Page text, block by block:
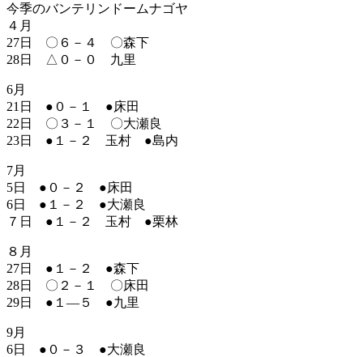
今季のバンテリンドームナゴヤ
４月
27日 〇６－４ 〇森下
28日 △０－０ 九里
6月
21日 ●０－１ ●床田
22日 〇３－１ 〇大瀬良
23日 ●１－２ 玉村 ●島内
7月
5日 ●０－２ ●床田
6日 ●１－２ ●大瀬良
７日 ●１－２ 玉村 ●栗林
８月
27日 ●１－２ ●森下
28日 〇２－１ 〇床田
29日 ●１―５ ●九里
9月
6日 ●０－３ ●大瀬良